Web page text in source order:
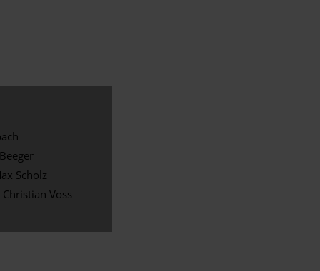
Scholz
Voss